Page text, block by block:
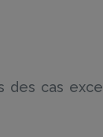
des cas